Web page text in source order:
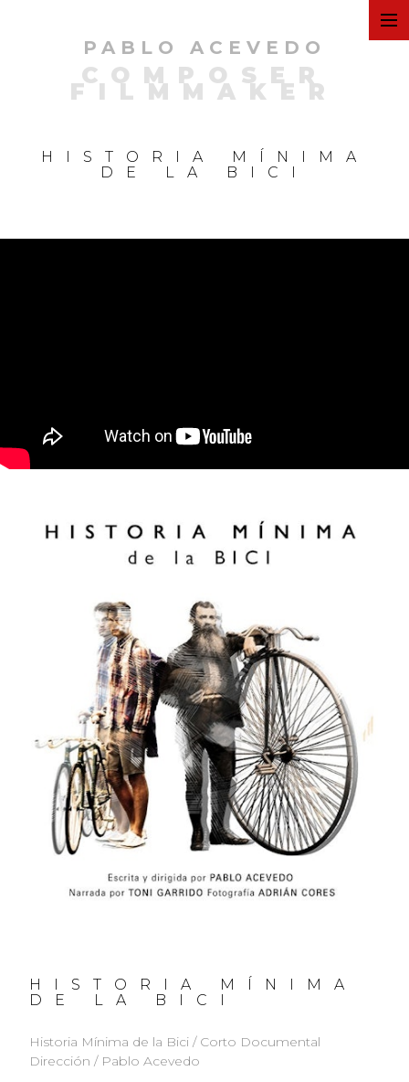
PABLO ACEVEDO
COMPOSER
FILMMAKER
ABOUT
HISTORIA MÍNIMA
DE LA BICI
HISTORIA MÍNIMA
DE LA BICI
Historia Mínima de la Bici / Corto Documental
Dirección / Pablo Acevedo